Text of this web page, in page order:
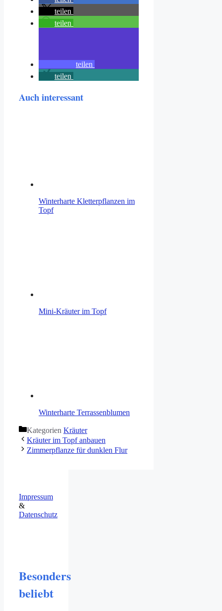
teilen
teilen
teilen
teilen
Auch interessant
Winterharte Kletterpflanzen im
Topf
Mini-Kräuter im Topf
Winterharte Terrassenblumen
Kategorien Kräuter
Kräuter im Topf anbauen
Zimmerpflanze für dunklen Flur
Impressum
&
Datenschutz
Besonders
beliebt